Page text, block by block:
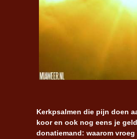
Kerkpsalmen die pijn doen
koor en ook nog eens je
donatiemand: waarom